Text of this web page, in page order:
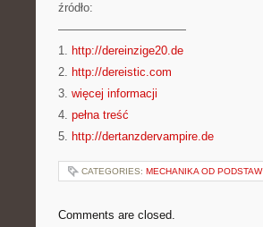
źródło:
———————————
1. http://dereinzige20.de
2. http://dereistic.com
3. więcej informacji
4. pełna treść
5. http://dertanzdervampire.de
CATEGORIES: MECHANIKA OD PODSTAW
Comments are closed.